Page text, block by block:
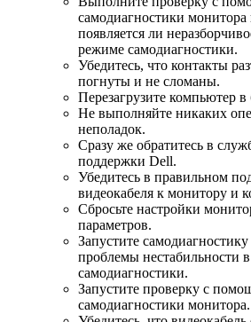
самодиагностики монитора
появляется ли
режиме самодиагностики.
Убедитесь, что контакты
погнуты и не сломаны.
Перезагрузите компьютер
Не выполняйте никаких
неполадок.
Сразу же обратитесь в
поддержки Dell.
Убедитесь в правильном
видеокабеля к монитору и
Сбросьте настройки
параметров.
Запустите
проблемы нестабильности
самодиагностики.
Запустите проверку с
самодиагностики монитора.